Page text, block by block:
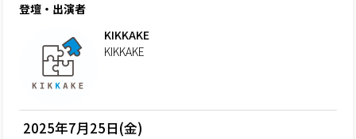
登壇・出演者
KIKKAKE
KIKKAKE
2025年7月25日(金)